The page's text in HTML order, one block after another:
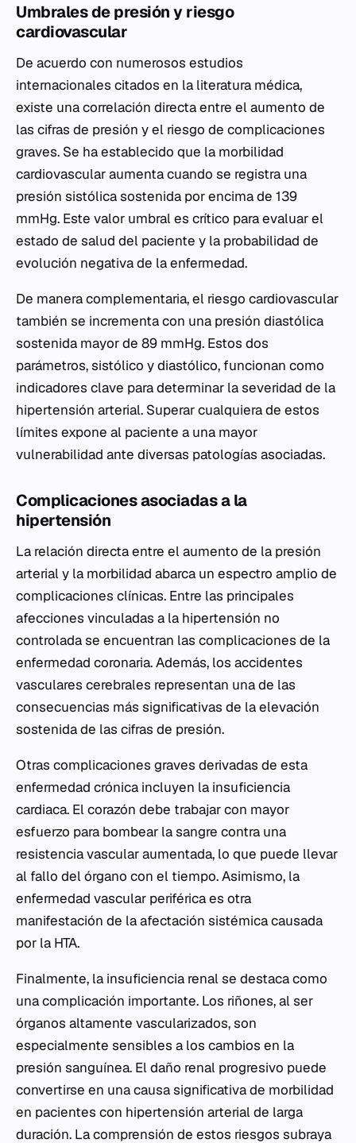
Umbrales de presión y riesgo
cardiovascular
De acuerdo con numerosos estudios
internacionales citados en la literatura médica,
existe una correlación directa entre el aumento de
las cifras de presión y el riesgo de complicaciones
graves. Se ha establecido que la morbilidad
cardiovascular aumenta cuando se registra una
presión sistólica sostenida por encima de 139
mmHg. Este valor umbral es crítico para evaluar el
estado de salud del paciente y la probabilidad de
evolución negativa de la enfermedad.
De manera complementaria, el riesgo cardiovascular
también se incrementa con una presión diastólica
sostenida mayor de 89 mmHg. Estos dos
parámetros, sistólico y diastólico, funcionan como
indicadores clave para determinar la severidad de la
hipertensión arterial. Superar cualquiera de estos
límites expone al paciente a una mayor
vulnerabilidad ante diversas patologías asociadas.
Complicaciones asociadas a la
hipertensión
La relación directa entre el aumento de la presión
arterial y la morbilidad abarca un espectro amplio de
complicaciones clínicas. Entre las principales
afecciones vinculadas a la hipertensión no
controlada se encuentran las complicaciones de la
enfermedad coronaria. Además, los accidentes
vasculares cerebrales representan una de las
consecuencias más significativas de la elevación
sostenida de las cifras de presión.
Otras complicaciones graves derivadas de esta
enfermedad crónica incluyen la insuficiencia
cardiaca. El corazón debe trabajar con mayor
esfuerzo para bombear la sangre contra una
resistencia vascular aumentada, lo que puede llevar
al fallo del órgano con el tiempo. Asimismo, la
enfermedad vascular periférica es otra
manifestación de la afectación sistémica causada
por la HTA.
Finalmente, la insuficiencia renal se destaca como
una complicación importante. Los riñones, al ser
órganos altamente vascularizados, son
especialmente sensibles a los cambios en la
presión sanguínea. El daño renal progresivo puede
convertirse en una causa significativa de morbilidad
en pacientes con hipertensión arterial de larga
duración. La comprensión de estos riesgos subraya